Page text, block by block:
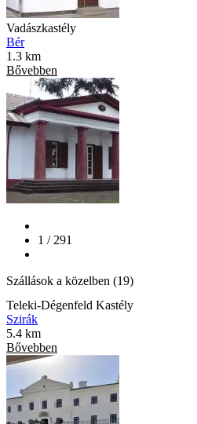
Vadászkastély
Bér
1.3 km
Bővebben
1 / 291
Szállások a közelben (19)
Teleki-Dégenfeld Kastély
Szirák
5.4 km
Bővebben